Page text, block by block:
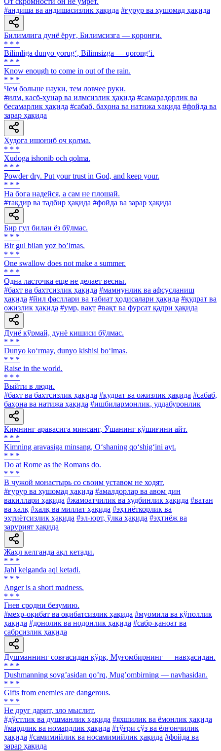
#андиша ва андишасизлик ҳақида #ғурур ва хушомад ҳақида
Билимлига дунё ёруғ, Билимсизга — қоронғи.
* * *
Bilimliga dunyo yorug‘, Bilimsizga — qorong‘i.
* * *
Know enough to come in out of the rain.
* * *
Чем больше науки, тем ловчее руки.
#илм, касб-ҳунар ва илмсизлик ҳақида #самарадорлик ва
бесамарлик ҳақида #сабаб, баҳона ва натижа ҳақида #фойда ва
зарар ҳақида
Худога ишониб оч қолма.
* * *
Xudoga ishonib och qolma.
* * *
Powder dry. Put your trust in God, and keep your.
* * *
На бога надейся, а сам не плошай.
#тақдир ва тадбир ҳақида #фойда ва зарар ҳақида
Бир гул билан ёз бўлмас.
* * *
Bir gul bilan yoz boʼlmas.
* * *
One swallow does not make a summer.
* * *
Одна ласточка еще не делает весны.
#бахт ва бахтсизлик ҳақида #мамнунлик ва афсусланиш
ҳақида #йил фасллари ва табиат ҳодисалари ҳақида #қудрат ва
ожизлик ҳақида #умр, вақт #вақт ва фурсат қадри ҳақида
Дунё кўрмай, дунё кишиси бўлмас.
* * *
Dunyo ko‘rmay, dunyo kishisi bo‘lmas.
* * *
Raise in the world.
* * *
Выйти в люди.
#бахт ва бахтсизлик ҳақида #қудрат ва ожизлик ҳақида #сабаб,
баҳона ва натижа ҳақида #ишбилармонлик, уддабуронлик
Кимнинг аравасига минсанг, Ўшанинг қўшиғини айт.
* * *
Kimning aravasiga minsang, O‘shaning qo‘shig‘ini ayt.
* * *
Do at Rome as the Romans do.
* * *
В чужой монастырь со своим уставом не ходят.
#ғурур ва хушомад ҳақида #амалдорлар ва авом дин
вакиллари ҳақида #жамоатчилик ва худбинлик ҳақида #ватан
ва халқ #халқ ва миллат ҳақида #эҳтиёткорлик ва
эҳтиётсизлик ҳақида #эл-юрт, ўлка ҳақида #эҳтиёж ва
зарурият ҳақида
Жаҳл келганда ақл кетади.
* * *
Jahl kelganda aql ketadi.
* * *
Anger is a short madness.
* * *
Гнев сродни безумию.
#меҳр-оқибат ва оқибатсизлик ҳақида #муомила ва қўполлик
ҳақида #донолик ва нодонлик ҳақида #сабр-қаноат ва
сабрсизлик ҳақида
Душманнинг совғасидан қўрқ, Муғомбирнинг — навҳасидан.
* * *
Dushmanning sovgʼasidan qoʼrq, Mugʼombirning — navhasidan.
* * *
Gifts from enemies are dangerous.
* * *
Не друг дарит, зло мыслит.
#дўстлик ва душманлик ҳақида #яхшилик ва ёмонлик ҳақида
#мардлик ва номардлик ҳақида #тўғри сўз ва ёлғончилик
ҳақида #самимийлик ва носамимийлик ҳақида #фойда ва
зарар ҳақида